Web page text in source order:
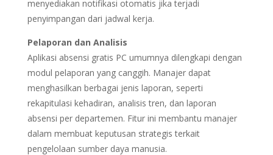
menyediakan notifikasi otomatis jika terjadi
penyimpangan dari jadwal kerja.
Pelaporan dan Analisis
Aplikasi absensi gratis PC umumnya dilengkapi dengan
modul pelaporan yang canggih. Manajer dapat
menghasilkan berbagai jenis laporan, seperti
rekapitulasi kehadiran, analisis tren, dan laporan
absensi per departemen. Fitur ini membantu manajer
dalam membuat keputusan strategis terkait
pengelolaan sumber daya manusia.